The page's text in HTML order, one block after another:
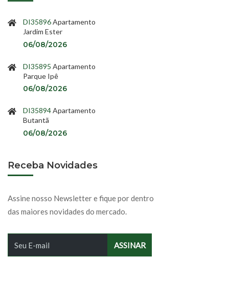
DI35896Apartamento
Jardim Ester
06/08/2026
DI35895 Apartamento
Parque Ipê
06/08/2026
DI35894Apartamento
Butantã
06/08/2026
Receba Novidades
Assine nosso Newsletter e fique por dentro
das maiores novidades do mercado.